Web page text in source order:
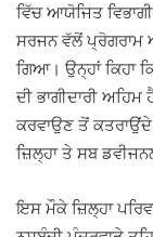
ਵਿੱਚ ਆਯੋਜਿਤ
ਸਰਜਨ ਵੱਲੋਂ ਪ੍ਰੋਗਰਾਮ
ਗਿਆ। ਉਨ੍ਹਾਂ ਕਿਹਾ
ਦੀ ਭਾਗੀਦਾਰੀ
ਕਰਵਾਉਣ ਤੋਂ
ਜ਼ਿਲ੍ਹਾ ਤੇ ਸਬ
ਇਸ ਮੌਕੇ ਜ਼ਿਲ੍ਹਾ